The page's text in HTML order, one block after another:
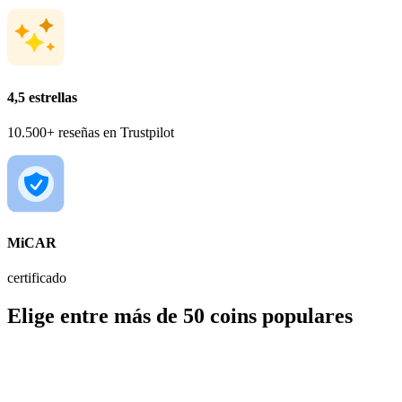
4,5 estrellas
10.500+ reseñas en Trustpilot
MiCAR
certificado
Elige entre más de 50 coins populares